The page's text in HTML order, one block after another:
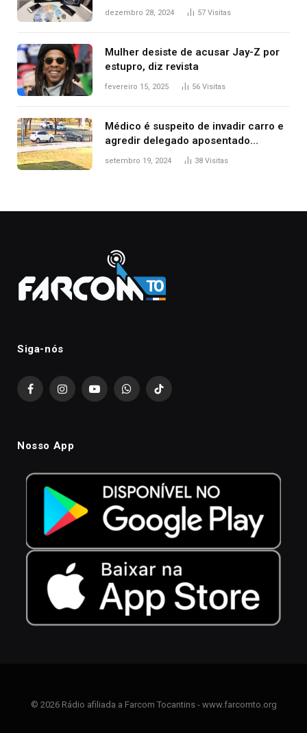
de delegacia e escola, diz polícia
dezembro 28, 2024 57 Visitas
Mulher desiste de acusar Jay-Z por
estupro, diz revista
fevereiro 15, 2025 56 Visitas
Médico é suspeito de invadir carro e
agredir delegado aposentado
durante confusão no trânsito
setembro 19, 2024 38 Visitas
Siga-nós
FacebookInstagramYouTubeWhatsAppTikTok
Nosso App
© 2026 Rádio afiliada a Farcom Tocantins - www.farcomto.org